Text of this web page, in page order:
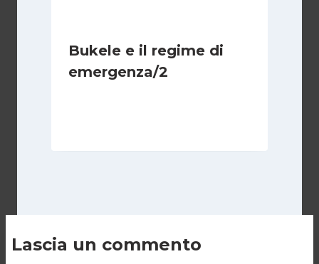
Bukele e il regime di
emergenza/2
Lascia un commento